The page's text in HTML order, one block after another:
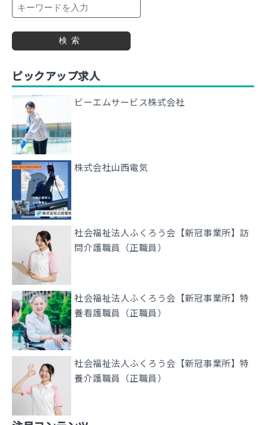
検索
ピックアップ求人
ビーエムサービス株式会社
株式会社山西電気
社会福祉法人ふくろう会【新冠事業所】訪
問介護職員（正職員）
社会福祉法人ふくろう会【新冠事業所】特
養看護職員（正職員）
社会福祉法人ふくろう会【新冠事業所】特
養介護職員（正職員）